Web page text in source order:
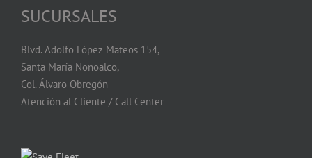
SUCURSALES
Blvd. Adolfo López Mateos 154,
Santa María Nonoalco,
Col. Álvaro Obregón
Atención al Cliente / Call Center